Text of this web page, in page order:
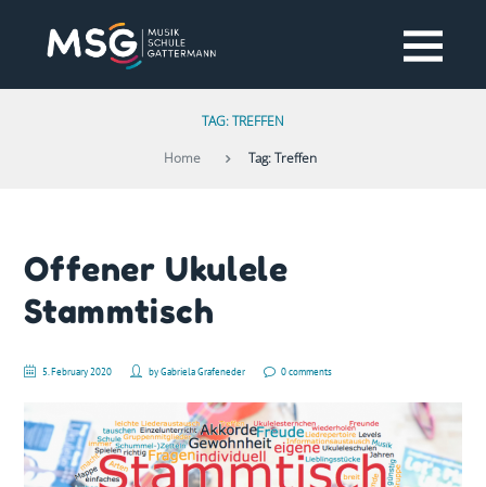
TAG: TREFFEN
Home Tag: Treffen
Offener Ukulele
Stammtisch
5. February 2020 byGabriela Grafeneder 0 comments